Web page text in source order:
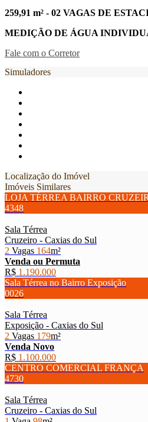
259,91 m² - 02 VAGAS DE
MEDIÇÃO DE ÁGUA
Fale com o Corretor
Simuladores
Localização do Imóvel
Imóveis Similares
LOJA TÉRREA BAIRRO
4348
Sala Térrea
Cruzeiro - Caxias do Sul
2 Vagas 164m²
Venda ou Permuta
R$ 1.190.000
Sala Térrea no Bairro Exposição
0026
Sala Térrea
Exposição - Caxias do Sul
2 Vagas 179m²
Venda Novo
R$ 1.100.000
CENTRO COMERCIAL FRANÇA
4730
Sala Térrea
Cruzeiro - Caxias do Sul